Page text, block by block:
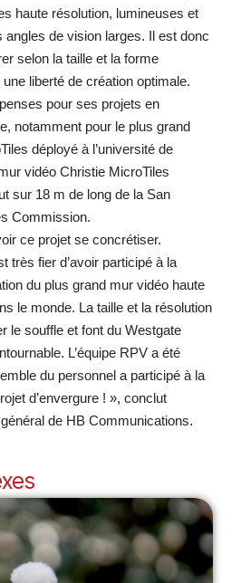
haute résolution, lumineuses et
de vision larges. Il est donc
selon la taille et la forme
liberté de création optimale.
pour ses projets en
notamment pour le plus grand
déployé à l’université de
vidéo Christie MicroTiles
sur 18 m de long de la San
Commission.
ce projet se concrétiser.
très fier d’avoir participé à la
du plus grand mur vidéo haute
le monde. La taille et la résolution
le souffle et font du Westgate
L’équipe RPV a été
du personnel a participé à la
d’envergure ! », conclut
de HB Communications.